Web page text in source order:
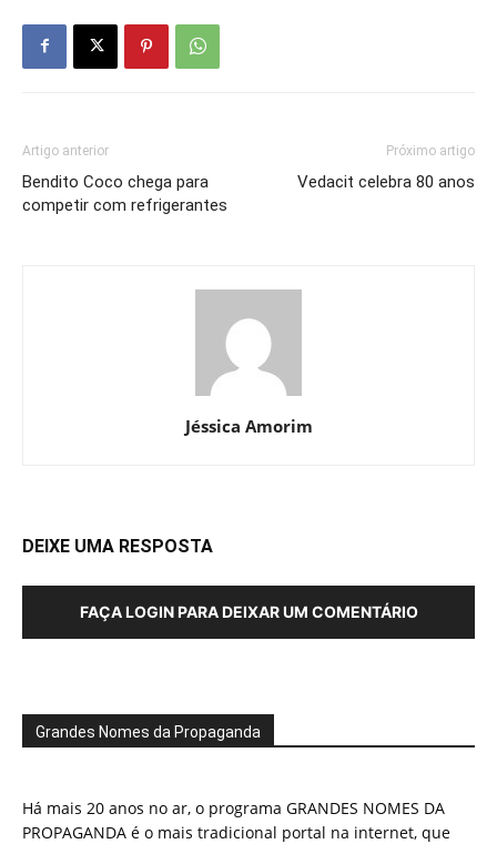
Artigo anterior
Bendito Coco chega para
competir com refrigerantes
Próximo artigo
Vedacit celebra 80 anos
Jéssica Amorim
DEIXE UMA RESPOSTA
FAÇA LOGIN PARA DEIXAR UM COMENTÁRIO
Grandes Nomes da Propaganda
Há mais 20 anos no ar, o programa GRANDES NOMES DA
PROPAGANDA é o mais tradicional portal na internet, que